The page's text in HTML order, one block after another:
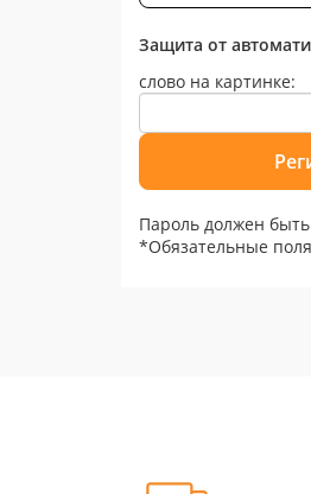
Защита от
слово на картинке:
Пароль должен
*Обязательные поля